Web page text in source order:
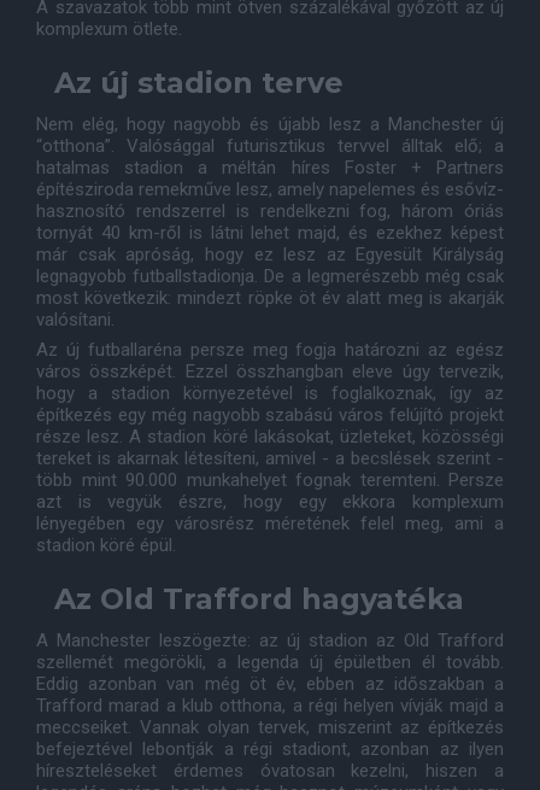
A szavazatok több mint ötven százalékával győzött az új
komplexum ötlete.
Az új stadion terve
Nem elég, hogy nagyobb és újabb lesz a Manchester új
“otthona”. Valósággal futurisztikus tervvel álltak elő; a
hatalmas stadion a méltán híres Foster + Partners
építésziroda remekműve lesz, amely napelemes és esővíz-
hasznosító rendszerrel is rendelkezni fog, három óriás
tornyát 40 km-ről is látni lehet majd, és ezekhez képest
már csak apróság, hogy ez lesz az Egyesült Királyság
legnagyobb futballstadionja. De a legmerészebb még csak
most következik: mindezt röpke öt év alatt meg is akarják
valósítani.
Az új futballaréna persze meg fogja határozni az egész
város összképét. Ezzel összhangban eleve úgy tervezik,
hogy a stadion környezetével is foglalkoznak, így az
építkezés egy még nagyobb szabású város felújító projekt
része lesz. A stadion köré lakásokat, üzleteket, közösségi
tereket is akarnak létesíteni, amivel - a becslések szerint -
több mint 90.000 munkahelyet fognak teremteni. Persze
azt is vegyük észre, hogy egy ekkora komplexum
lényegében egy városrész méretének felel meg, ami a
stadion köré épül.
Az Old Trafford hagyatéka
A Manchester leszögezte: az új stadion az Old Trafford
szellemét megörökli, a legenda új épületben él tovább.
Eddig azonban van még öt év, ebben az időszakban a
Trafford marad a klub otthona, a régi helyen vívják majd a
meccseiket. Vannak olyan tervek, miszerint az építkezés
befejeztével lebontják a régi stadiont, azonban az ilyen
híreszteléseket érdemes óvatosan kezelni, hiszen a